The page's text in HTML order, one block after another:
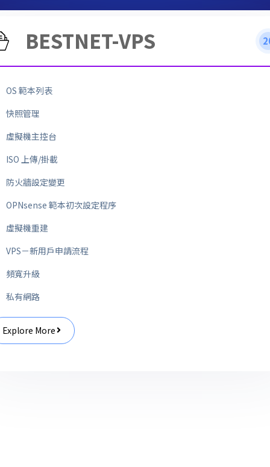
BESTNET-VPS
OS 範本列表
快照管理
虛擬機主控台
ISO 上傳/掛載
防火牆設定變更
OPNsense 範本初次設定程序
虛擬機重建
VPS－新用戶申請流程
頻寬升級
私有網路
Explore More